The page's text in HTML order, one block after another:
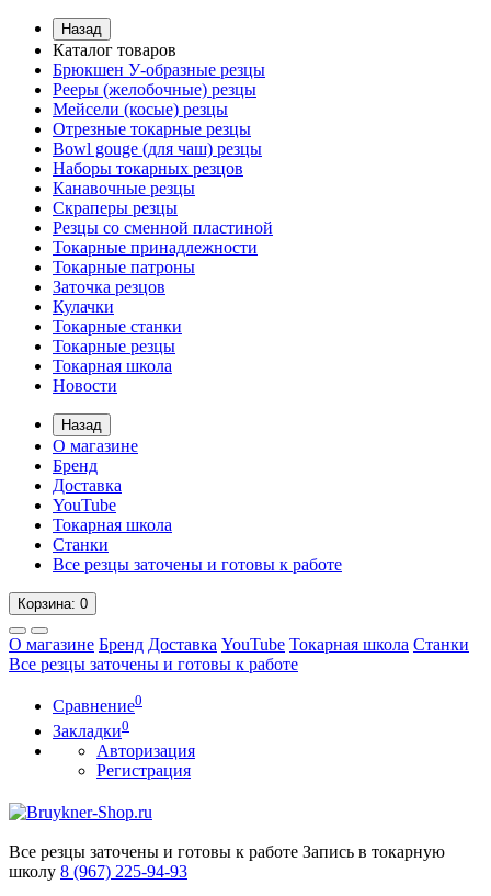
Назад
Каталог товаров
Брюкшен У-образные резцы
Рееры (желобочные) резцы
Мейсели (косые) резцы
Отрезные токарные резцы
Bowl gouge (для чаш) резцы
Наборы токарных резцов
Канавочные резцы
Скраперы резцы
Резцы со сменной пластиной
Токарные принадлежности
Токарные патроны
Заточка резцов
Кулачки
Токарные станки
Токарные резцы
Токарная школа
Новости
Назад
О магазине
Бренд
Доставка
YouTube
Токарная школа
Станки
Все резцы заточены и готовы к работе
Корзина: 0
О магазине Бренд Доставка YouTube Токарная школа Станки
Все резцы заточены и готовы к работе
Сравнение0
Закладки0
Авторизация
Регистрация
Все резцы заточены и готовы к работе Запись в токарную
школу 8 (967) 225-94-93